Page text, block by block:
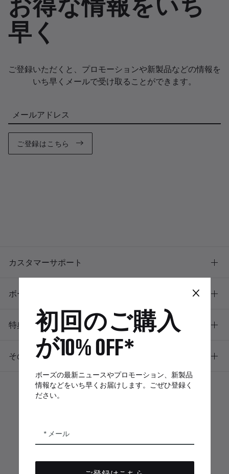
早く
ご登録いただくと、プロモーションや新製品などの情報を
いち早くメールで受け取ることができます。
メールアドレス
ご登録はこちら
カスタマーサポート
ボーズについて
特典
その他のリンク
×
初回のご購入
が10% OFF*
ボーズの最新ニュースやプロモーション、新製品
情報などをいち早くお届けします。ごぜひ登録く
ださい。
メール